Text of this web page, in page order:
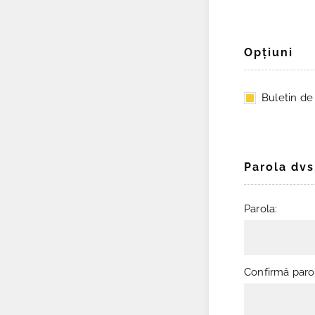
Opţiuni
Buletin de
Parola
Parola:
Confirmă